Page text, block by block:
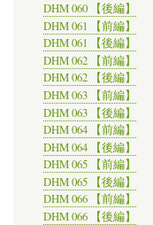
DHM 060 【後編】
DHM 061 【前編】
DHM 061 【後編】
DHM 062 【前編】
DHM 062 【後編】
DHM 063 【前編】
DHM 063 【後編】
DHM 064 【前編】
DHM 064 【後編】
DHM 065 【前編】
DHM 065 【後編】
DHM 066 【前編】
DHM 066 【後編】